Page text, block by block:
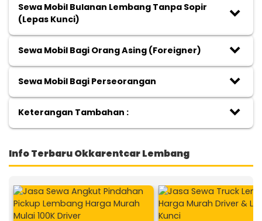
Sewa Mobil Bulanan Lembang Tanpa Sopir
(Lepas Kunci)
keyboard_arrow_down
Sewa Mobil Bagi Orang Asing (Foreigner) keyboard_arrow_down
Sewa Mobil Bagi Perseorangan keyboard_arrow_down
Keterangan Tambahan : keyboard_arrow_down
Info Terbaru Okkarentcar Lembang